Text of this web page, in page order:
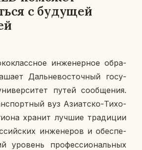
с будущей
ин­же­нер­ное об­ра­
Даль­не­во­сточ­ный го­су­
путей со­об­ще­ния.
вуз Ази­ат­ско-Ти­хо­
хранит лучшие тра­ди­ции
ин­же­не­ров и обес­пе­
уро­вень про­фес­си­о­наль­ных